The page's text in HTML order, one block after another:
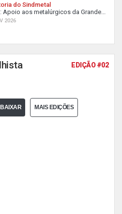
do Sindmetal
Apoio aos metalúrgicos da Grande...
2026
EDIÇÃO #02
BAIXAR MAIS EDIÇÕES